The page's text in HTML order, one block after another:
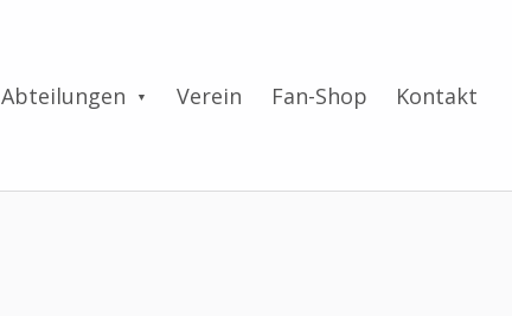
Abteilungen Verein Fan-Shop Kontakt